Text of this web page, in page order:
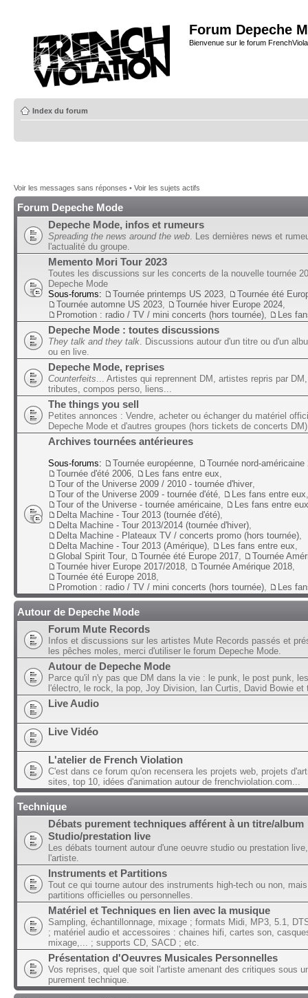
Forum Depeche
Bienvenue sur le forum
Index du forum
Voir les messages sans réponses • Voir les sujets actifs
Forum Depeche Mode
Depeche Mode, infos et rumeurs
Spreading the news around the web . Les dernières news et
l'actualité du groupe.
Memento Mori Tour 2023
Toutes les discussions sur les concerts de la nouvelle tournée
Depeche Mode
Sous-forums:
Tournée printemps US 2023
Tournée été
Tournée automne US 2023
Tournée hiver Europe 2024
Promotion : radio / TV / mini concerts (hors tournée)
Les
Depeche Mode : toutes discussions
They talk and they talk . Discussions autour d'un titre ou d'un
ou en live.
Depeche Mode, reprises
Counterfeits ... Artistes qui reprennent DM, artistes repris par
tributes, compos perso, liens...
The things you sell
Petites annonces : Vendre, acheter ou échanger du matériel
Depeche Mode et d'autres groupes (hors tickets de concerts DM)
Archives tournées antérieures
Sous-forums: Tournée européenne
Tournée nord-américaine
Tournée d'été 2006
Les fans entre eux
Tour of the Universe 2009 / 2010 - tournée d'hiver
Tour of the Universe 2009 - tournée d'été
Les fans entre eux
Tour of the Universe - tournée américaine
Les fans entre eux
Delta Machine - Tour 2013 (tournée d'été)
Delta Machine - Tour 2013/2014 (tournée d'hiver)
Delta Machine - Plateaux TV / concerts promo (hors tournée)
Delta Machine - Tour 2013 (Amérique)
Les fans entre eux
Global Spirit Tour
Tournée été Europe 2017
Tournée
Tournée hiver Europe 2017/2018
Tournée Amérique 2018
Tournée été Europe 2018
Promotion : radio / TV / mini concerts (hors tournée)
Les
Autour de Depeche Mode
Forum Mute Records
Infos et discussions sur les artistes Mute Records passés et
les pêches moles, merci d'utiliser le forum Depeche Mode.
Autour de Depeche Mode
Parce qu'il n'y pas que DM dans la vie : le punk, le post punk,
l'électro, le rock, la pop, Joy Division, Ian Curtis, David Bowie et
Live Audio
Live Vidéo
L'atelier de French Violation
C'est dans ce forum qu'on recensera les projets web, projets
sites, top 10, idées d'animation autour de frenchviolation.com...
Technique
Débats purement techniques afférent à un titre/album
Studio/prestation live
Les débats tournent autour d'une oeuvre studio ou prestation
l'artiste.
Instruments et Partitions
Tout ce qui tourne autour des instruments high-tech ou non,
partitions officielles ou personnelles.
Matériel et Techniques en lien avec la musique
Sampling, échantillonnage, mixage ; formats Midi, MP3, 5.1,
; matériel audio et accessoires : chaines hifi, cartes son,
mixage,... ; supports CD, SACD ; etc.
Présentation d'Oeuvres Musicales Personnelles
Vos reprises, quel que soit l'artiste amenant des critiques sous
purement technique.